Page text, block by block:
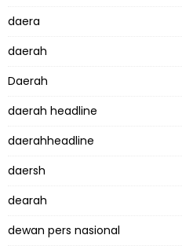
daera
daerah
Daerah
daerah headline
daerahheadline
daersh
dearah
dewan pers nasional